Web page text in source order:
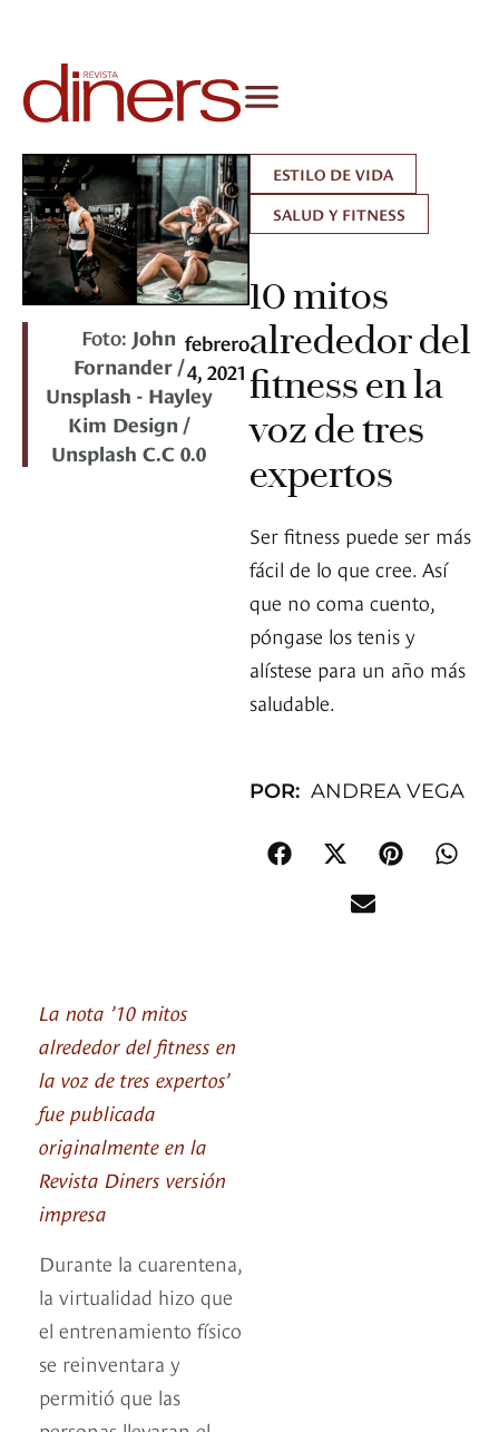
Foto: John
Fornander /
Unsplash - Hayley
Kim Design /
Unsplash C.C 0.0
febrero
4, 2021
ESTILO DE VIDA
SALUD Y FITNESS
10 mitos
alrededor del
fitness en la
voz de tres
expertos
Ser fitness puede ser más
fácil de lo que cree. Así
que no coma cuento,
póngase los tenis y
alístese para un año más
saludable.
POR: ANDREA VEGA
La nota ’10 mitos
alrededor del fitness en
la voz de tres expertos’
fue publicada
originalmente en la
Revista Diners versión
impresa
Durante la cuarentena,
la virtualidad hizo que
el entrenamiento físico
se reinventara y
permitió que las